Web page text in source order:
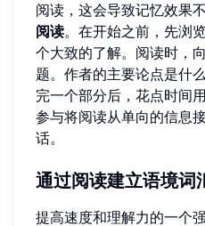
阅读，这会导致记忆效果
阅读。在开始之前，先浏
个大致的了解。阅读时，
题。作者的主要论点是什
完一个部分后，花点时间
参与将阅读从单向的信息
话。
通过阅读建立语境词
提高速度和理解力的一个